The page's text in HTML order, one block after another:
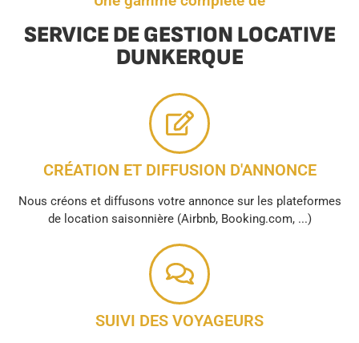
SERVICE DE GESTION LOCATIVE
DUNKERQUE
CRÉATION ET DIFFUSION D'ANNONCE
Nous créons et diffusons votre annonce sur les plateformes
de location saisonnière (Airbnb, Booking.com, ...)
SUIVI DES VOYAGEURS